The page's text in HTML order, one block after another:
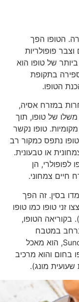
הטופו הפך
פופולריות
של טופו הוא
בסביבות 965 לספירה בתקופת
הטופו.
במזרח אסיה,
של טופו, תוך
טופו נקשר
נתפס כמקור רב
או טבעונית.
הן
צמחוני.
בסין. זה הפך
טופו כמו טופו
הטופו,
במטבח
הקוריאני. תבשיל טופו חריף Sundubu-jjigae, הוא מאכל
והוא מרכיב